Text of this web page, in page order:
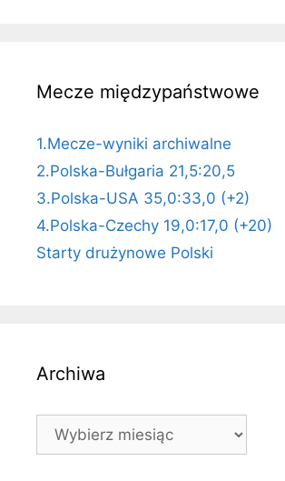
Mecze międzypaństwowe
1.Mecze-wyniki archiwalne
2.Polska-Bułgaria 21,5:20,5
3.Polska-USA 35,0:33,0 (+2)
4.Polska-Czechy 19,0:17,0 (+20)
Starty drużynowe Polski
Archiwa
Archiwa